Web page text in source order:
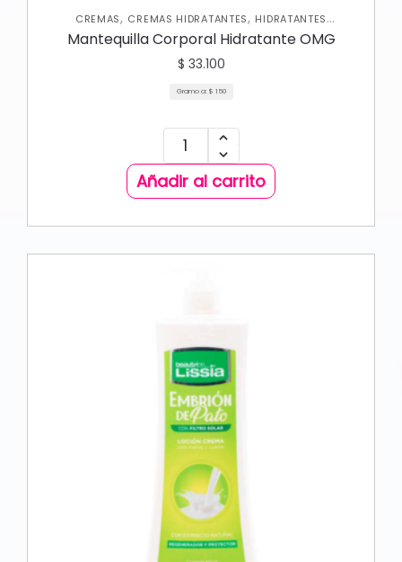
CREMAS, CREMAS HIDRATANTES, HIDRATANTES
CORPORALES,NUEVA COLECCIÓN,SKIN CARE CORPORAL
Mantequilla Corporal Hidratante OMG
$ 33.100
Gramo a: $ 150
Añadir al carrito